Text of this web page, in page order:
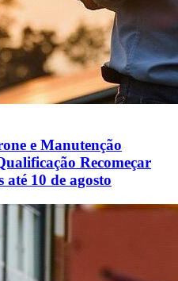
e Manutenção
Recomeçar
10 de agosto